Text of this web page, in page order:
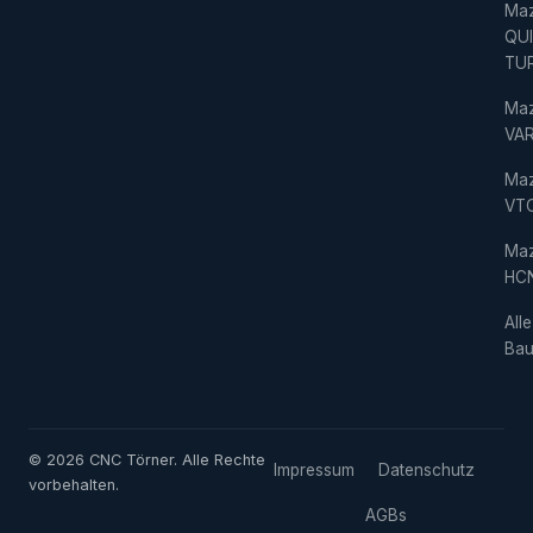
Alle
© 2026 CNC Törner. Alle Rechte
vorbehalten.
Impressum Datenschutz
AGBs